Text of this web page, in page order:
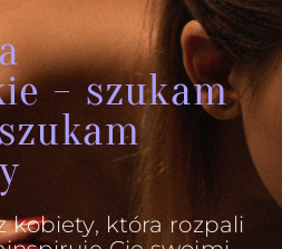
- szukam
kobiety, która rozpali